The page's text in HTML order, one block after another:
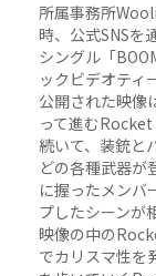
所属事務所
時、公式SNSを
シングル「
ックビデオティ
公開された映像
って進むRocket
続いて、装銃と
どの各種武器が
に握ったメンバ
プしたシーンが
映像の中の
でカリスマ性を